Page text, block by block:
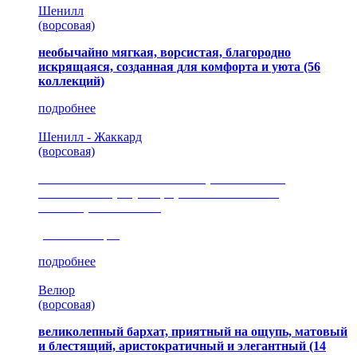
Шенилл
(ворсовая)
необычайно мягкая, ворсистая, благородно
искрящаяся, созданная для комфорта и уюта (56
коллекций)
подробнее
Шенилл - Жаккард
(ворсовая)
подробнее
Велюр
(ворсовая)
великолепный бархат, приятный на ощупь, матовый
и блестящий, аристократичный и элегантный (14